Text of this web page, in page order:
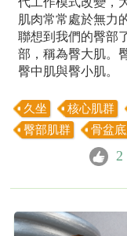
肌肉常常處於無力
聯想到我們的臀部
部，稱為臀大肌。
臀中肌與臀小肌。
久坐 核心肌群
臀部肌群
骨盆
2